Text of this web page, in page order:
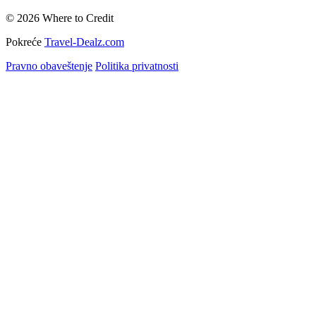
© 2026 Where to Credit
Pokreće Travel-Dealz.com
Pravno obaveštenje Politika privatnosti